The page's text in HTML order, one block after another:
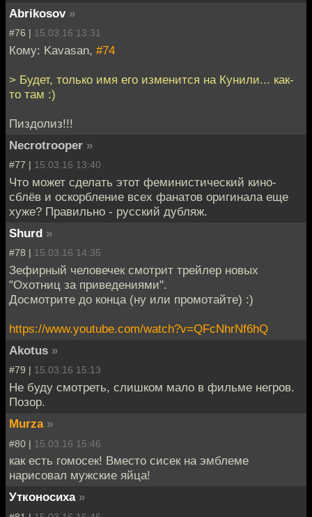
Abrikosov »
#76 | 15.03.16 13:31
Кому: Kavasan, #74
> Будет, только имя его изменится на Кунили... как-
то там :)
Пиздолиз!!!
Necrotrooper »
#77 | 15.03.16 13:40
Что может сделать этот феминистический кино-
сблёв и оскорбление всех фанатов оригинала еще
хуже? Правильно - русский дубляж.
Shurd »
#78 | 15.03.16 14:35
Зефирный человечек смотрит трейлер новых
"Охотниц за приведениями".
Досмотрите до конца (ну или промотайте) :)
https://www.youtube.com/watch?v=QFcNhrNf6hQ
Akotus »
#79 | 15.03.16 15:13
Не буду смотреть, слишком мало в фильме негров.
Позор.
Murza »
#80 | 15.03.16 15:46
как есть гомосек! Вместо сисек на эмблеме
нарисовал мужские яйца!
Утконосиха »